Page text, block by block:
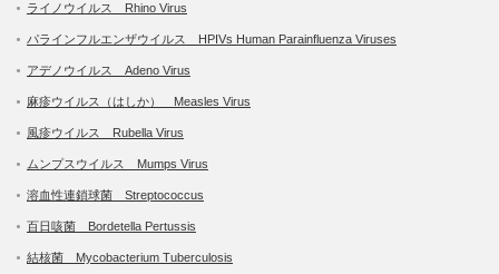
ライノウイルス Rhino Virus
パラインフルエンザウイルス HPIVs Human Parainfluenza Viruses
アデノウイルス Adeno Virus
麻疹ウイルス（はしか） Measles Virus
風疹ウイルス Rubella Virus
ムンプスウイルス Mumps Virus
溶血性連鎖球菌 Streptococcus
百日咳菌 Bordetella Pertussis
結核菌 Mycobacterium Tuberculosis